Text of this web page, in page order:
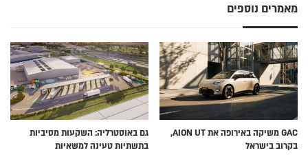
מאמרים נוספים
GAC משיקה באירופה את AION UT,
בקרוב בישראל
גם באוסטרליה: השקעות מסיביות
בתשתיות טעינה למשאיות